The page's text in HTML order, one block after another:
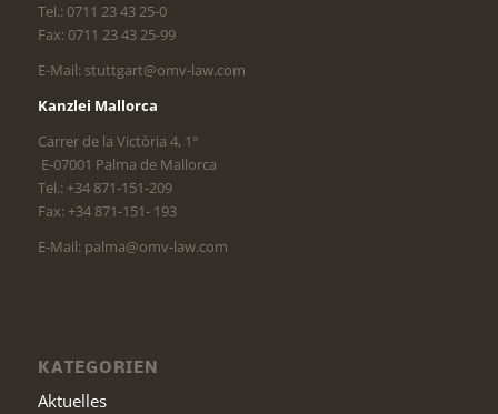
Tel.: 0711 23 43 25-0
Fax: 0711 23 43 25-99
E-Mail: stuttgart@omv-law.com
Kanzlei Mallorca
Carrer de la Victòria 4, 1°
E-07001 Palma de Mallorca
Tel.: +34 871-151-209
Fax: +34 871-151- 193
E-Mail: palma@omv-law.com
KATEGORIEN
Aktuelles